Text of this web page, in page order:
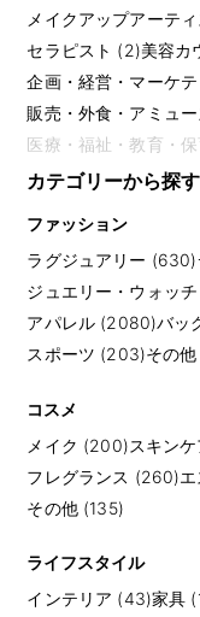
メイクアップアーテ
セラピスト (2)美容カ
企画・経営・マーケ
販売・外食・アミュ
医療・福祉・教育・
カテゴリーから探す
ファッション
ラグジュアリー (630)
ジュエリー・ウォッ
アパレル (2080)バッ
スポーツ (203)その
コスメ
メイク (200)スキン
フレグランス (260)
その他 (135)
ライフスタイル
インテリア (43)家具